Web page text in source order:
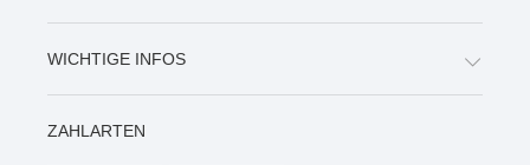
WICHTIGE INFOS
ZAHLARTEN